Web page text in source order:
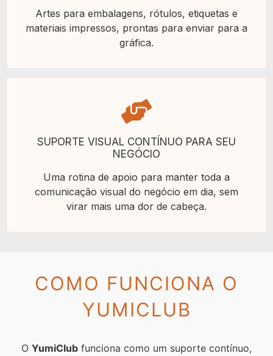
Artes para embalagens, rótulos, etiquetas e
materiais impressos, prontas para enviar para a
gráfica.
SUPORTE VISUAL CONTÍNUO PARA SEU
NEGÓCIO
Uma rotina de apoio para manter toda a
comunicação visual do negócio em dia, sem
virar mais uma dor de cabeça.
COMO FUNCIONA O
YUMICLUB
O YumiClub funciona como um suporte contínuo,